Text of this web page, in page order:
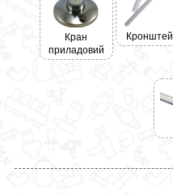
Кран
приладовий